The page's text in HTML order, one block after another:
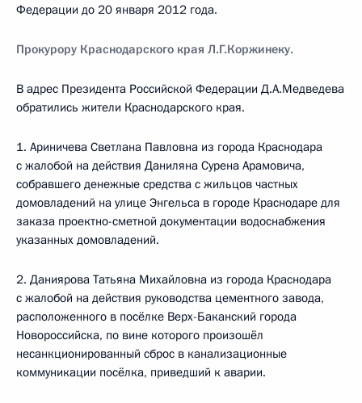
Федерации до 20 января 2012 года.
Прокурору Краснодарского края Л.Г.Коржинеку.
В адрес Президента Российской Федерации Д.А.Медведева
обратились жители Краснодарского края.
1. Ариничева Светлана Павловна из города Краснодара
с жалобой на действия Даниляна Сурена Арамовича,
собравшего денежные средства с жильцов частных
домовладений на улице Энгельса в городе Краснодаре для
заказа проектно-сметной документации водоснабжения
указанных домовладений.
2. Даниярова Татьяна Михайловна из города Краснодара
с жалобой на действия руководства цементного завода,
расположенного в посёлке Верх-Баканский города
Новороссийска, по вине которого произошёл
несанкционированный сброс в канализационные
коммуникации посёлка, приведший к аварии.